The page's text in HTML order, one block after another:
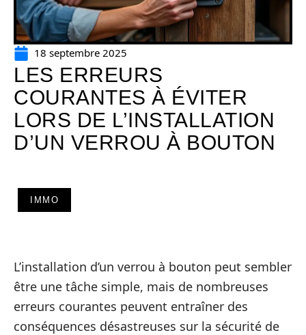
18 septembre 2025
LES ERREURS
COURANTES À ÉVITER
LORS DE L’INSTALLATION
D’UN VERROU À BOUTON
IMMO
L’installation d’un verrou à bouton peut sembler
être une tâche simple, mais de nombreuses
erreurs courantes peuvent entraîner des
conséquences désastreuses sur la sécurité de